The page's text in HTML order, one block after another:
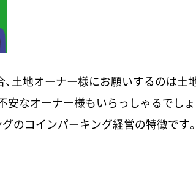
土地オーナー様にお願いするのは土
安なオーナー様もいらっしゃるでしょ
のコインパーキング経営の特徴です。